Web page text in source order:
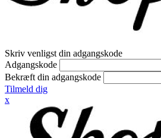
Skriv venligst din adgangskode
Adgangskode
Bekræft din adgangskode
Tilmeld dig
x